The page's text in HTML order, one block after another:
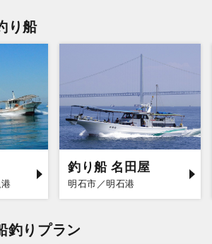
り船
釣り船 名田屋
明石市／明石港
釣りプラン